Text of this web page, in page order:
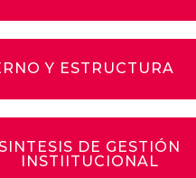
Y ESTRUCTURA
DE GESTIÓN
INSTIITUCIONAL